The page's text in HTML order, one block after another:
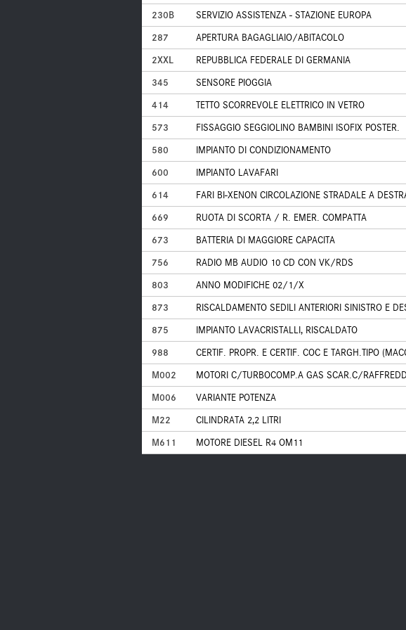
230B
SERVIZIO ASSISTENZA - STAZIONE EUROPA
287
APERTURA BAGAGLIAIO/ABITACOLO
2XXL
REPUBBLICA FEDERALE DI GERMANIA
345
SENSORE PIOGGIA
414
TETTO SCORREVOLE ELETTRICO IN VETRO
573
FISSAGGIO SEGGIOLINO BAMBINI ISOFIX POSTER.
580
IMPIANTO DI CONDIZIONAMENTO
600
IMPIANTO LAVAFARI
614
FARI BI-XENON CIRCOLAZIONE STRADALE A
669
RUOTA DI SCORTA / R. EMER. COMPATTA
673
BATTERIA DI MAGGIORE CAPACITA
756
RADIO MB AUDIO 10 CD CON VK/RDS
803
ANNO MODIFICHE 02/1/X
873
RISCALDAMENTO SEDILI ANTERIORI SINISTRO E
875
IMPIANTO LAVACRISTALLI, RISCALDATO
988
CERTIF. PROPR. E CERTIF. COC E TARGH.TIPO
M002
MOTORI C/TURBOCOMP.A GAS SCAR.C/
M006
VARIANTE POTENZA
M22
CILINDRATA 2,2 LITRI
M611
MOTORE DIESEL R4 OM11